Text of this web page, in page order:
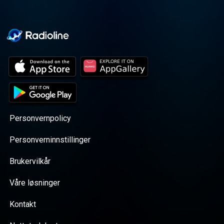
Personvernpolicy
Personverninnstillinger
Brukervilkår
Våre løsninger
Kontakt